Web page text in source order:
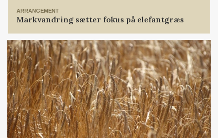
ARRANGEMENT
Markvandring sætter fokus på elefantgræs